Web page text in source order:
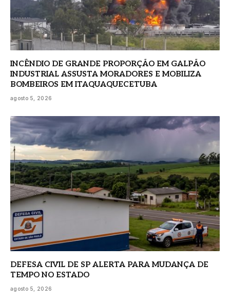
INCÊNDIO DE GRANDE PROPORÇÃO EM GALPÃO
INDUSTRIAL ASSUSTA MORADORES E MOBILIZA
BOMBEIROS EM ITAQUAQUECETUBA
agosto 5, 2026
DEFESA CIVIL DE SP ALERTA PARA MUDANÇA DE
TEMPO NO ESTADO
agosto 5, 2026